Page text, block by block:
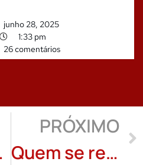
junho 28, 2025
1:33 pm
26 comentários
Wintter
PRÓXIMO
Quem se reconhece, crônica de Malvina de Castro Rosa